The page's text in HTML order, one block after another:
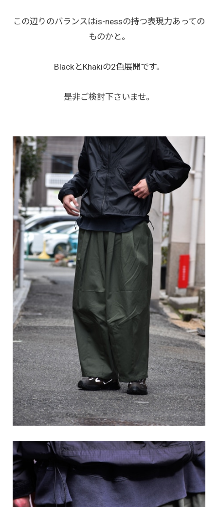
この辺りのバランスはis-nessの持つ表現力あっての
ものかと。
BlackとKhakiの2色展開です。
是非ご検討下さいませ。